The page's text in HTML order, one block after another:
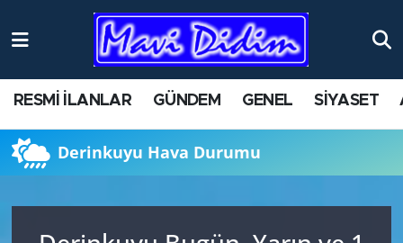
RESMİ İLANLAR GÜNDEM GENEL SİYASET
Derinkuyu Hava Durumu
ANTİK YERLER
AYDIN
BİLİM VE TEKNOLOJİ
Nöbetçi Eczaneler
Namaz Vakitleri
Trafik Durumu